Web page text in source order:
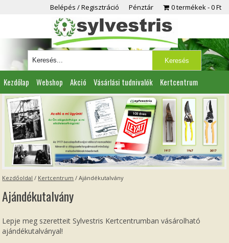
Belépés / Regisztráció Pénztár 0 termékek 0 Ft
Kezdőlap Webshop Akció Vásárlási tudnivalók Kertcentrum
Viszonteladóknak Partnereink Kapcsolat
Kezdőoldal / Kertcentrum /Ajándékutalvány
Ajándékutalvány
Lepje meg szeretteit Sylvestris Kertcentrumban vásárolható
ajándékutalványal!